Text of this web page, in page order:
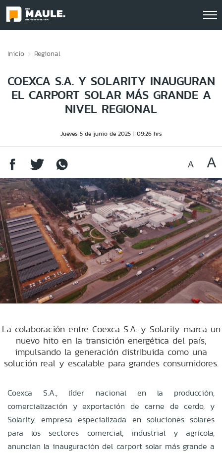
Inicio Regional
COEXCA S.A. Y SOLARITY INAUGURAN
EL CARPORT SOLAR MÁS GRANDE A
NIVEL REGIONAL
Jueves 5 de junio de 2025 09:26 hrs
La colaboración entre Coexca S.A. y Solarity marca un
nuevo hito en la transición energética del país,
impulsando la generación distribuida como una
solución real y escalable para grandes consumidores.
Coexca S.A., líder nacional en la producción,
comercialización y exportación de carne de cerdo, y
Solarity, empresa especializada en soluciones solares
para los sectores comercial, industrial y agrícola,
anuncian la inauguración del carport solar más grande a